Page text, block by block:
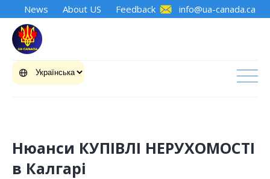
News About US Feedback info@ua-canada.ca
Нюанси КУПІВЛІ НЕРУХОМОСТІ
в Калгарі